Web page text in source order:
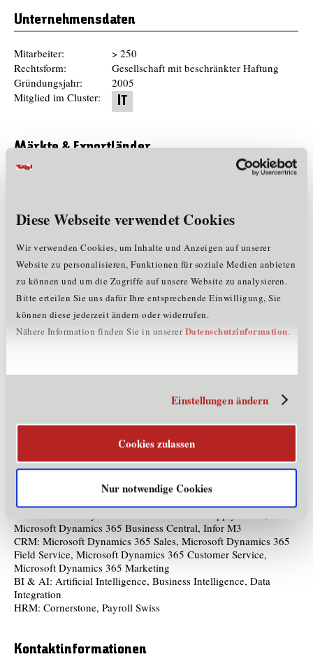
Diese Webseite verwendet Cookies
Wir verwenden Cookies, um Inhalte und Anzeigen auf unserer
Website zu personalisieren, Funktionen für soziale Medien anbieten
zu können und um die Zugriffe auf unsere Website zu analysieren.
Bitte erteilen Sie uns dafür Ihre entsprechende Einwilligung, Sie
können diese jederzeit ändern oder widerrufen.
Nähere Information finden Sie in unsererDatenschutzinformation.
Einstellungen ändern
Cookies zulassen
Nur notwendige Cookies
Unternehmensdaten
Mitarbeiter:
> 250
Rechtsform:
Gesellschaft mit beschränkter Haftung
Gründungsjahr:
2005
Mitglied im Cluster:
IT
Märkte & Exportländer
Bad Heilbrunner
Dallmeier electronic
Darbo
DPD
Eisbär
Hauraton
Masterflex
Schöffel
Produkte und Dienstleistungen
Microsoft Dynamics 365 Business Central, Infor M3
CRM: Microsoft Dynamics 365 Sales, Microsoft Dynamics 365
Field Service, Microsoft Dynamics 365 Customer Service,
Microsoft Dynamics 365 Marketing
BI & AI: Artificial Intelligence, Business Intelligence, Data
Integration
HRM: Cornerstone, Payroll Swiss
Kontaktinformationen